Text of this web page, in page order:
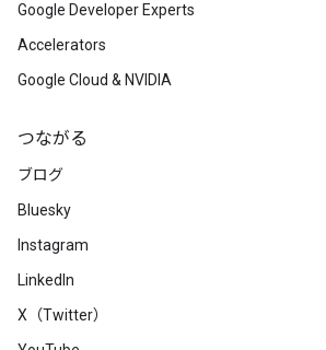
Google Developer Experts
Accelerators
Google Cloud & NVIDIA
つながる
ブログ
Bluesky
Instagram
LinkedIn
X（Twitter）